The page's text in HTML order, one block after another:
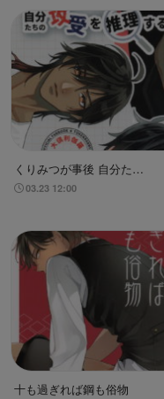
くりみつが事後 自分たち
の攻受を推理する本
03.23 12:00
十も過ぎれば鋼も俗物